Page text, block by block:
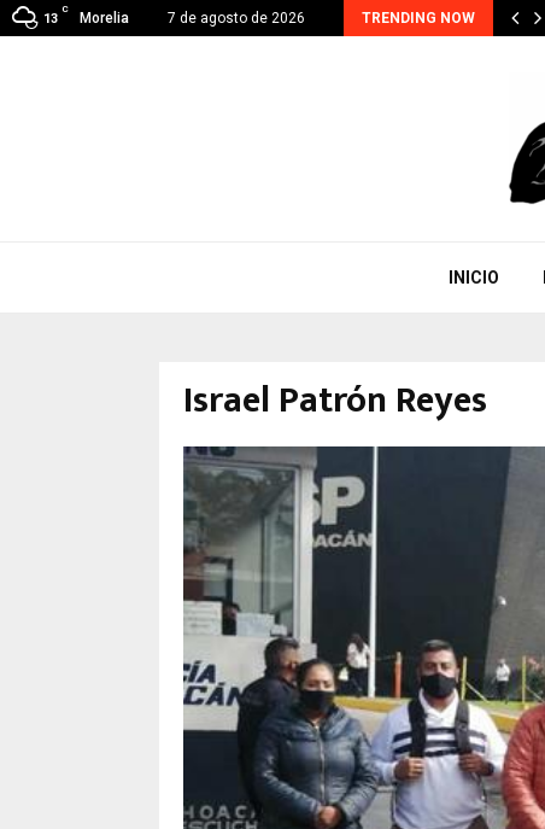
13
C
Morelia 7 de agosto de 2026 TRENDING NOW
CONTINUA, EJE PRIORITARIO EN GESTIÓN DE…
INICIO
Israel Patrón Reyes